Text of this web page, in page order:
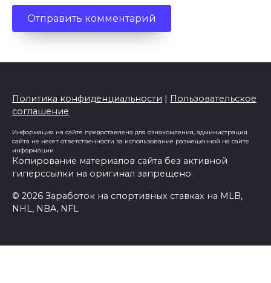
Политика конфиденциальности | Пользовательское
соглашение
Информация на сайте предоставлена для ознакомления, администрация
сайта не несет ответственности за использование размещенной на сайте
информации
Копирование материалов сайта без активной
гиперссылки на оригинал запрещено.
© 2026 Заработок на спортивных ставках на MLB,
NHL, NBA, NFL